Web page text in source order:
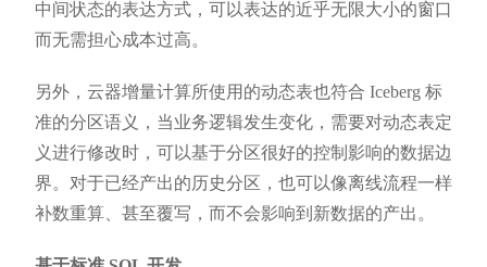
中间状态的表达方式，可以表达的近乎无限大小的窗口
而无需担心成本过高。
另外，云器增量计算所使用的动态表也符合 Iceberg 标
准的分区语义，当业务逻辑发生变化，需要对动态表定
义进行修改时，可以基于分区很好的控制影响的数据边
界。对于已经产出的历史分区，也可以像离线流程一样
补数重算、甚至覆写，而不会影响到新数据的产出。